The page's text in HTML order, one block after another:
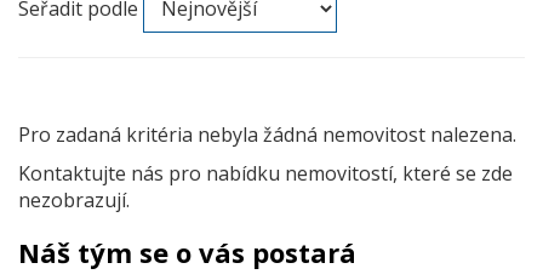
Seřadit podle
Pro zadaná kritéria nebyla žádná nemovitost nalezena.
Kontaktujte nás pro nabídku nemovitostí, které se zde
nezobrazují.
Náš tým se o vás postará